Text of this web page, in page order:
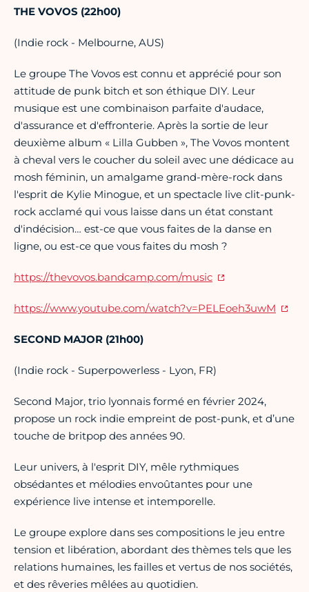
THE VOVOS (22h00)
(Indie rock - Melbourne, AUS)
Le groupe The Vovos est connu et apprécié pour son
attitude de punk bitch et son éthique DIY. Leur
musique est une combinaison parfaite d'audace,
d'assurance et d'effronterie. Après la sortie de leur
deuxième album « Lilla Gubben », The Vovos montent
à cheval vers le coucher du soleil avec une dédicace au
mosh féminin, un amalgame grand-mère-rock dans
l'esprit de Kylie Minogue, et un spectacle live clit-punk-
rock acclamé qui vous laisse dans un état constant
d'indécision… est-ce que vous faites de la danse en
ligne, ou est-ce que vous faites du mosh ?
https://thevovos.bandcamp.com/music
https://www.youtube.com/watch?v=PELEoeh3uwM
SECOND MAJOR (21h00)
(Indie rock - Superpowerless - Lyon, FR)
Second Major, trio lyonnais formé en février 2024,
propose un rock indie empreint de post-punk, et d’une
touche de britpop des années 90.
Leur univers, à l'esprit DIY, mêle rythmiques
obsédantes et mélodies envoûtantes pour une
expérience live intense et intemporelle.
Le groupe explore dans ses compositions le jeu entre
tension et libération, abordant des thèmes tels que les
relations humaines, les failles et vertus de nos sociétés,
et des rêveries mêlées au quotidien.